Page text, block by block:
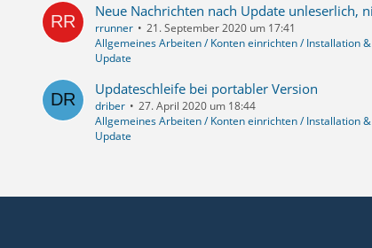
rrunner
21. September 2020 um 17:41
Allgemeines Arbeiten / Konten einrichten / Installation &
Update
Updateschleife bei portabler Version
driber
27. April 2020 um 18:44
Allgemeines Arbeiten / Konten einrichten / Installation &
Update